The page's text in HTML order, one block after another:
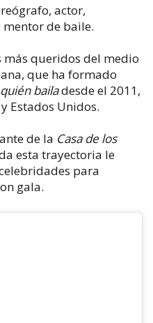
actor,
de baile.
más queridos del medio
que ha formado
bailadesde el 2011,
Estados Unidos.
de la Casa de los
esta trayectoria le
para
gala.